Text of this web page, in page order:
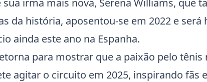
irmã mais nova, Serena Williams, que
da história, aposentou-se em 2022 e será
ainda este ano na Espanha.
para mostrar que a paixão pelo tênis
agitar o circuito em 2025, inspirando fãs